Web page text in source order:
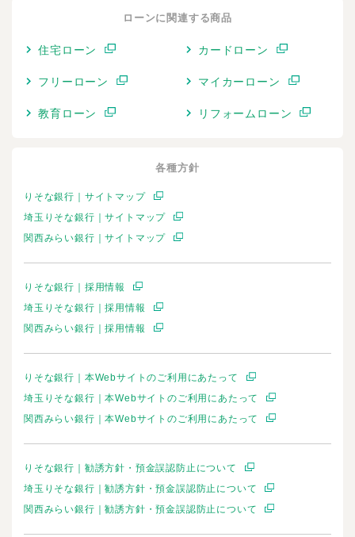
ローンに関連する商品
住宅ローン カードローン
フリーローン マイカーローン
教育ローン リフォームローン
各種方針
りそな銀行｜サイトマップ
埼玉りそな銀行｜サイトマップ
関西みらい銀行｜サイトマップ
りそな銀行｜採用情報
埼玉りそな銀行｜採用情報
関西みらい銀行｜採用情報
りそな銀行｜本Webサイトのご利用にあたって
埼玉りそな銀行｜本Webサイトのご利用にあたって
関西みらい銀行｜本Webサイトのご利用にあたって
りそな銀行｜勧誘方針・預金誤認防止について
埼玉りそな銀行｜勧誘方針・預金誤認防止について
関西みらい銀行｜勧誘方針・預金誤認防止について